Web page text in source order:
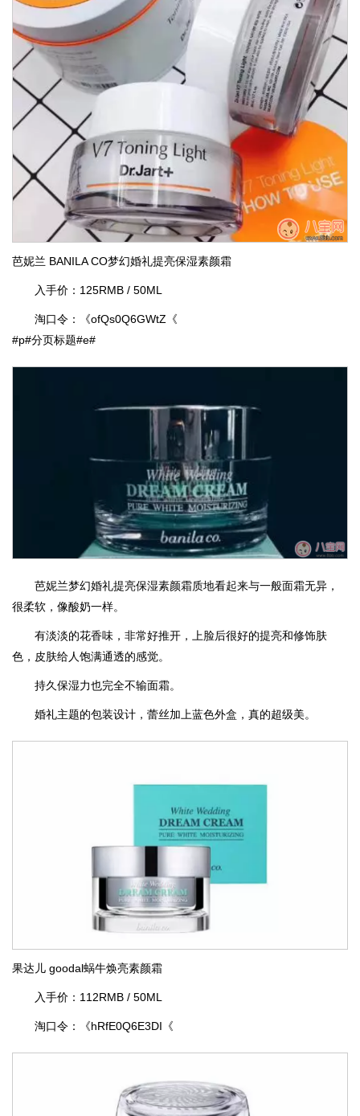
芭妮兰 BANILA CO梦幻婚礼提亮保湿素颜霜
入手价：125RMB / 50ML
淘口令：《ofQs0Q6GWtZ《
#p#分页标题#e#
芭妮兰梦幻婚礼提亮保湿素颜霜质地看起来与一般面霜无异，
很柔软，像酸奶一样。
有淡淡的花香味，非常好推开，上脸后很好的提亮和修饰肤
色，皮肤给人饱满通透的感觉。
持久保湿力也完全不输面霜。
婚礼主题的包装设计，蕾丝加上蓝色外盒，真的超级美。
果达儿 goodal蜗牛焕亮素颜霜
入手价：112RMB / 50ML
淘口令：《hRfE0Q6E3DI《